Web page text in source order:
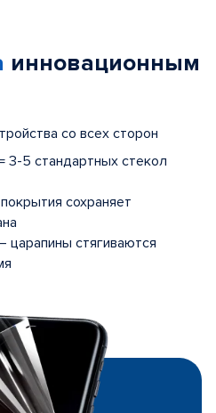
инновационным
со всех сторон
3-5 стандартных стекол
сохраняет
стягиваются